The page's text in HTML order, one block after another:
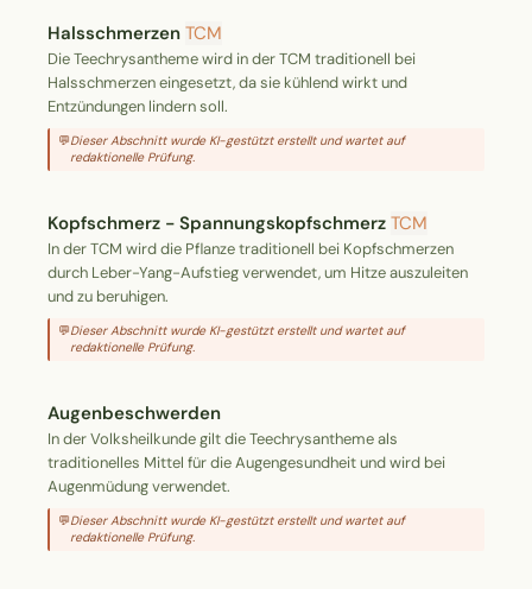
Halsschmerzen TCM
Die Teechrysantheme wird in der TCM traditionell bei
Halsschmerzen eingesetzt, da sie kühlend wirkt und
Entzündungen lindern soll.
💬Dieser Abschnitt wurde KI-gestützt erstellt und wartet auf
redaktionelle Prüfung.
Kopfschmerz - Spannungskopfschmerz TCM
In der TCM wird die Pflanze traditionell bei Kopfschmerzen
durch Leber-Yang-Aufstieg verwendet, um Hitze auszuleiten
und zu beruhigen.
💬Dieser Abschnitt wurde KI-gestützt erstellt und wartet auf
redaktionelle Prüfung.
Augenbeschwerden
In der Volksheilkunde gilt die Teechrysantheme als
traditionelles Mittel für die Augengesundheit und wird bei
Augenmüdung verwendet.
💬Dieser Abschnitt wurde KI-gestützt erstellt und wartet auf
redaktionelle Prüfung.